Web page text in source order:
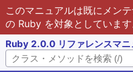
このマニュアルは既にメン
の Ruby を対象としています
Ruby 2.0.0 リファレンスマニ